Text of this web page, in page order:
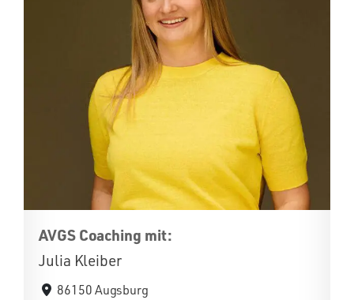
AVGS Coaching mit:
Julia Kleiber
86150 Augsburg